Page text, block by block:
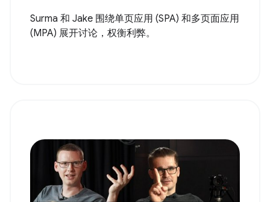
Surma 和 Jake 围绕单页应用 (SPA) 和多页面应用
(MPA) 展开讨论，权衡利弊。